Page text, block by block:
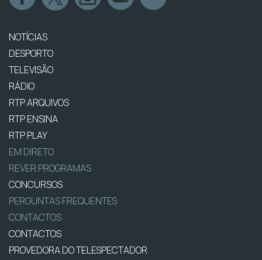
NOTÍCIAS
DESPORTO
TELEVISÃO
RÁDIO
RTP ARQUIVOS
RTP ENSINA
RTP PLAY
EM DIRETO
REVER PROGRAMAS
CONCURSOS
PERGUNTAS FREQUENTES
CONTACTOS
CONTACTOS
PROVEDORA DO TELESPECTADOR